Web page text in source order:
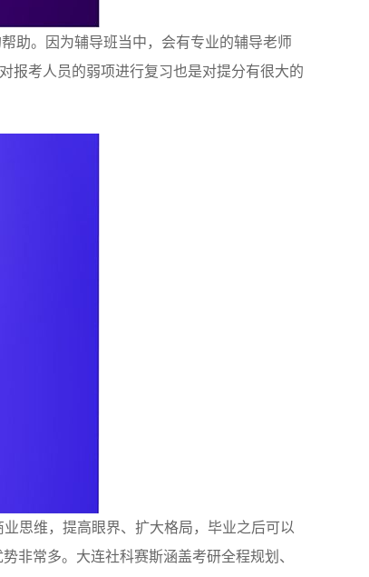
助。因为辅导班当中，会有专业的辅导老师
报考人员的弱项进行复习也是对提分有很大的
思维，提高眼界、扩大格局，毕业之后可以
非常多。大连社科赛斯涵盖考研全程规划、